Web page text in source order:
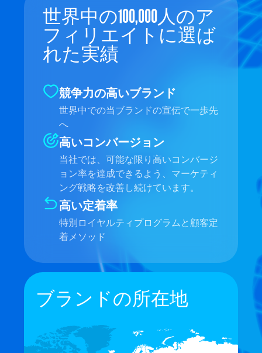
世界中の100,000人のア
フィリエイトに選ば
れた実績
競争力の高いブランド
世界中での当ブランドの宣伝で一歩先
へ
高いコンバージョン
当社では、可能な限り高いコンバージ
ョン率を達成できるよう、マーケティ
ング戦略を改善し続けています。
高い定着率
特別ロイヤルティプログラムと顧客定
着メソッド
ブランドの所在地